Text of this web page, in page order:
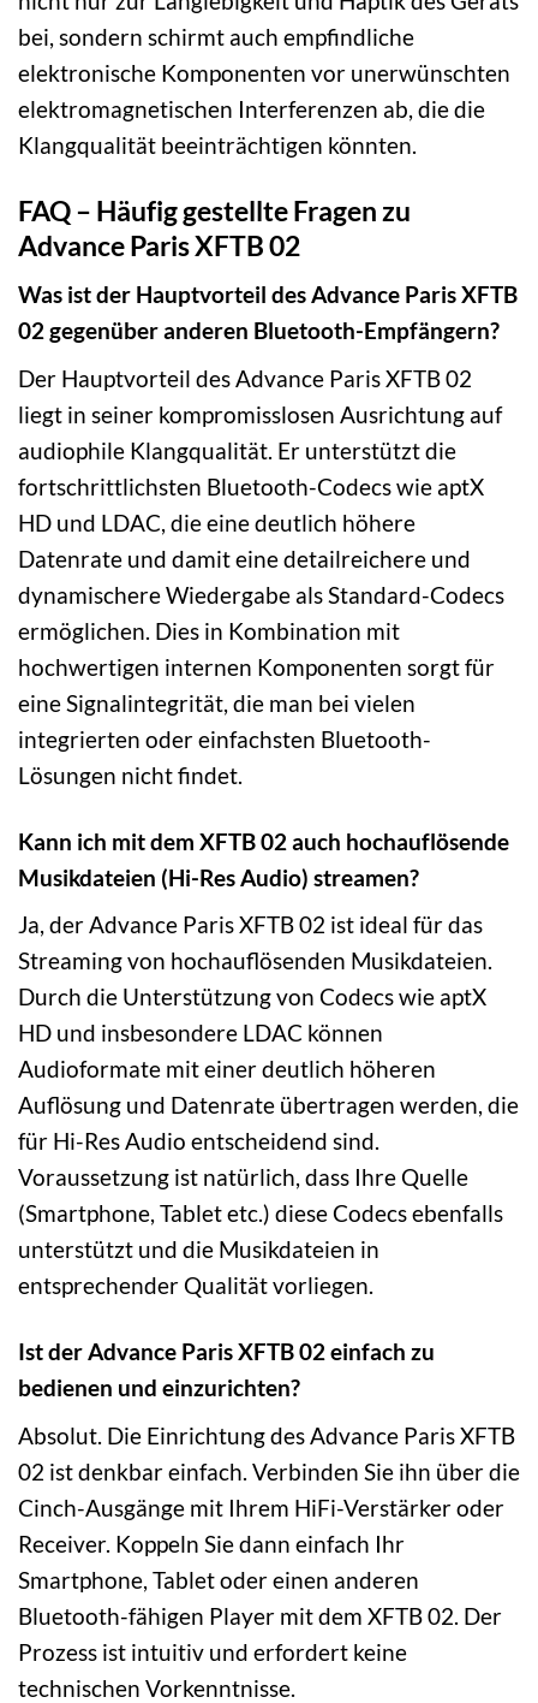
bei, sondern schirmt auch empfindliche
elektronische Komponenten vor unerwünschten
elektromagnetischen Interferenzen ab, die die
Klangqualität beeinträchtigen könnten.
FAQ – Häufig gestellte Fragen zu
Advance Paris XFTB 02
Was ist der Hauptvorteil des Advance Paris XFTB
02 gegenüber anderen Bluetooth-Empfängern?
Der Hauptvorteil des Advance Paris XFTB 02
liegt in seiner kompromisslosen Ausrichtung auf
audiophile Klangqualität. Er unterstützt die
fortschrittlichsten Bluetooth-Codecs wie aptX
HD und LDAC, die eine deutlich höhere
Datenrate und damit eine detailreichere und
dynamischere Wiedergabe als Standard-Codecs
ermöglichen. Dies in Kombination mit
hochwertigen internen Komponenten sorgt für
eine Signalintegrität, die man bei vielen
integrierten oder einfachsten Bluetooth-
Lösungen nicht findet.
Kann ich mit dem XFTB 02 auch hochauflösende
Musikdateien (Hi-Res Audio) streamen?
Ja, der Advance Paris XFTB 02 ist ideal für das
Streaming von hochauflösenden Musikdateien.
Durch die Unterstützung von Codecs wie aptX
HD und insbesondere LDAC können
Audioformate mit einer deutlich höheren
Auflösung und Datenrate übertragen werden, die
für Hi-Res Audio entscheidend sind.
Voraussetzung ist natürlich, dass Ihre Quelle
(Smartphone, Tablet etc.) diese Codecs ebenfalls
unterstützt und die Musikdateien in
entsprechender Qualität vorliegen.
Ist der Advance Paris XFTB 02 einfach zu
bedienen und einzurichten?
Absolut. Die Einrichtung des Advance Paris XFTB
02 ist denkbar einfach. Verbinden Sie ihn über die
Cinch-Ausgänge mit Ihrem HiFi-Verstärker oder
Receiver. Koppeln Sie dann einfach Ihr
Smartphone, Tablet oder einen anderen
Bluetooth-fähigen Player mit dem XFTB 02. Der
Prozess ist intuitiv und erfordert keine
technischen Vorkenntnisse.